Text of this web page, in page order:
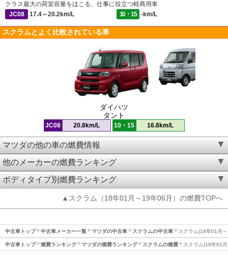
クラス最大の荷室容量をほこる、仕事に役立つ軽商用車
JC08
17.4～20.2km/L 10・15 -km/L
スクラムとよく比較されている車
ダイハツ
タント
JC08 20.8km/L 10・15 16.8km/L
マツダの他の車の燃費情報
他のメーカーの燃費ランキング
ボディタイプ別燃費ランキング
▲スクラム（18年01月～19年06月）の燃費TOPへ
中古車トップ 中古車メーカー一覧 マツダの中古車 スクラムの中古車 スクラム(18年01月
中古車トップ 燃費ランキング マツダの燃費ランキング スクラムの燃費 スクラム(18年01